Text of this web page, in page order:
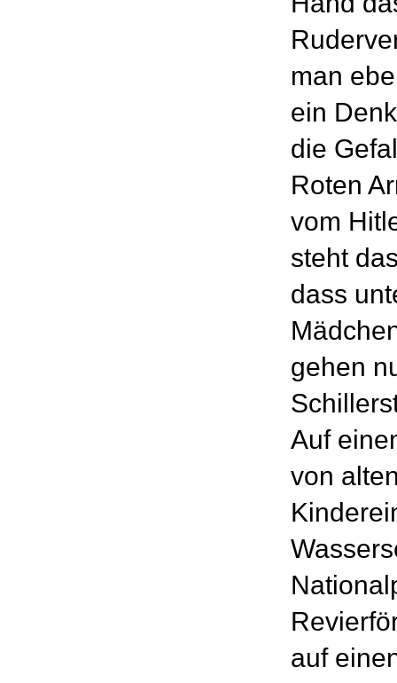
man
ein
die
Roten
vom
steht
dass
gehen
Auf
von
auf